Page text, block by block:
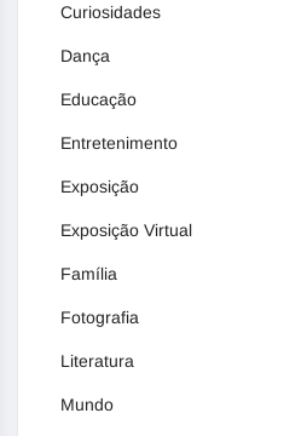
Curiosidades
Dança
Educação
Entretenimento
Exposição
Exposição Virtual
Família
Fotografia
Literatura
Mundo